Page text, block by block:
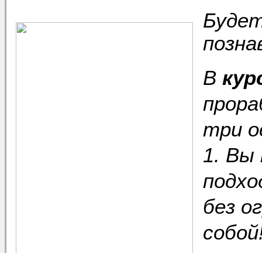
В
три
1. Вы
без